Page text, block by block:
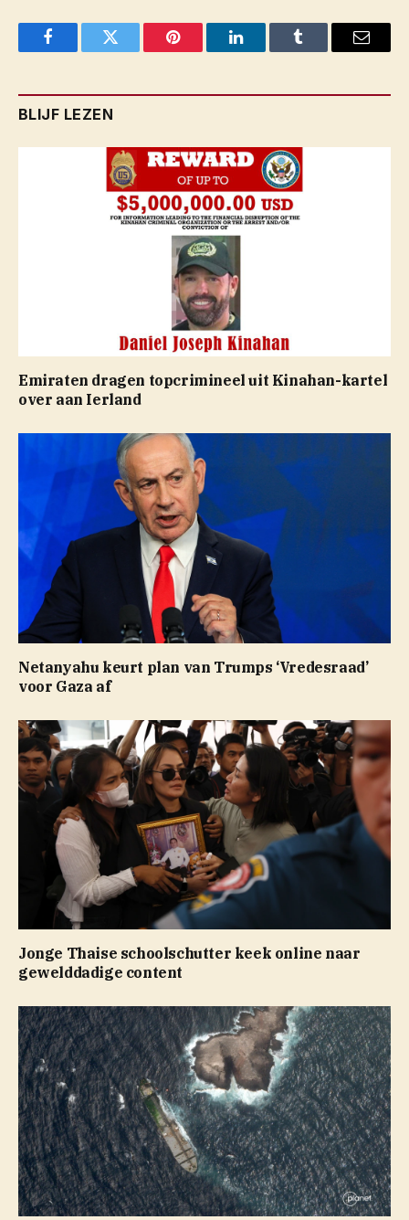
FacebookTwitter Pinterest LinkedInTumblr Email
BLIJF LEZEN
Emiraten dragen topcrimineel uit Kinahan-kartel
over aan Ierland
Netanyahu keurt plan van Trumps ‘Vredesraad’
voor Gaza af
Jonge Thaise schoolschutter keek online naar
gewelddadige content